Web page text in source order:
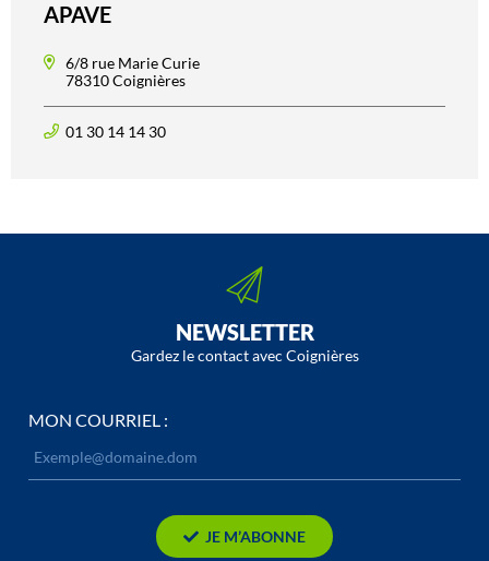
APAVE
6/8 rue Marie Curie
78310 Coignières
01 30 14 14 30
NEWSLETTER
Gardez le contact avec Coignières
MON COURRIEL :
JE M’ABONNE